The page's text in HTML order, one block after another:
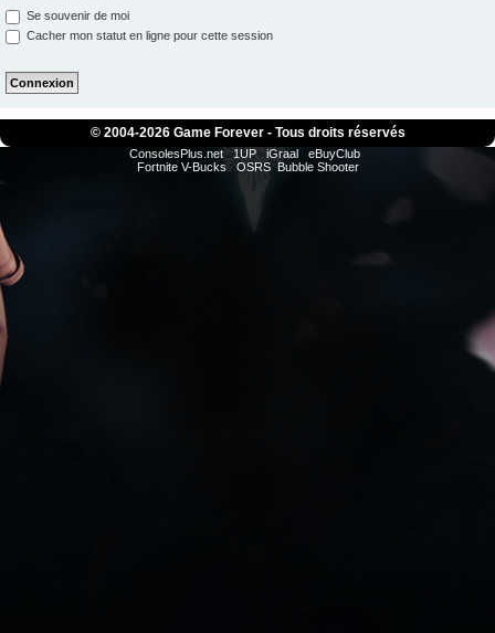
Se souvenir de moi
Cacher mon statut en ligne pour cette session
© 2004-2026 Game Forever - Tous droits réservés
ConsolesPlus.net 1UP iGraal
eBuyClub
Fortnite V-Bucks
OSRS Bubble Shooter